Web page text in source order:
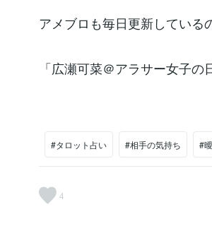
アメブロも毎日更新している
「広瀬可菜＠アラサー女子の
#タロット占い #相手の気持ち #
4